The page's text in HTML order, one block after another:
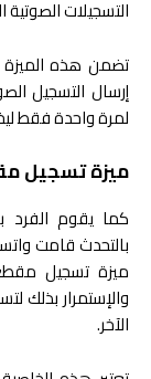
التسجيلات الصوتية
تضمن هذه الميزة
إرسال التسجيل
لمرة واحدة فقط
ميزة تسجيل
كما يقوم الفرد
بالتحدث قامت
ميزة تسجيل
والإستمرار بذلك
الآخر.